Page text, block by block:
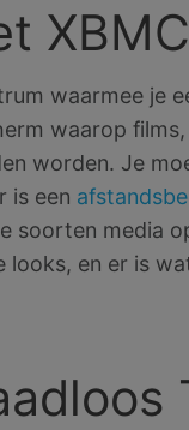
XBMC
waarmee je
waarop
worden. Je
is een
soorten media
en er is